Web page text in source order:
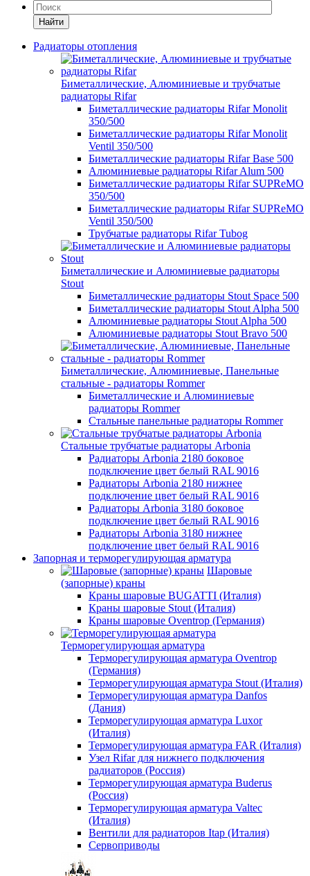
Найти
Радиаторы отопления
Биметаллические, Алюминиевые и трубчатые
радиаторы Rifar
Биметаллические радиаторы Rifar Monolit
350/500
Биметаллические радиаторы Rifar Monolit
Ventil 350/500
Биметаллические радиаторы Rifar Base 500
Алюминиевые радиаторы Rifar Alum 500
Биметаллические радиаторы Rifar SUPReMO
350/500
Биметаллические радиаторы Rifar SUPReMO
Ventil 350/500
Трубчатые радиаторы Rifar Tubog
Биметаллические и Алюминиевые радиаторы
Stout
Биметаллические радиаторы Stout Space 500
Биметаллические радиаторы Stout Alpha 500
Алюминиевые радиаторы Stout Alpha 500
Алюминиевые радиаторы Stout Bravo 500
Биметаллические, Алюминиевые, Панельные
стальные - радиаторы Rommer
Биметаллические и Алюминиевые
радиаторы Rommer
Стальные панельные радиаторы Rommer
Стальные трубчатые радиаторы Arbonia
Радиаторы Arbonia 2180 боковое
подключение цвет белый RAL 9016
Радиаторы Arbonia 2180 нижнее
подключение цвет белый RAL 9016
Радиаторы Arbonia 3180 боковое
подключение цвет белый RAL 9016
Радиаторы Arbonia 3180 нижнее
подключение цвет белый RAL 9016
Запорная и терморегулирующая арматура
Шаровые
(запорные) краны
Краны шаровые BUGATTI (Италия)
Краны шаровые Stout (Италия)
Краны шаровые Oventrop (Германия)
Терморегулирующая арматура
Терморегулирующая арматура Oventrop
(Германия)
Терморегулирующая арматура Stout (Италия)
Терморегулирующая арматура Danfos
(Дания)
Терморегулирующая арматура Luxor
(Италия)
Терморегулирующая арматура FAR (Италия)
Узел Rifar для нижнего подключения
радиаторов (Россия)
Терморегулирующая арматура Buderus
(Россия)
Терморегулирующая арматура Valtec
(Италия)
Вентили для радиаторов Itap (Италия)
Сервоприводы